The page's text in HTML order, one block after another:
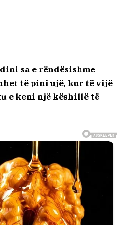
sa e rëndësishme
të pini ujë, kur të vijë
e keni një këshillë të